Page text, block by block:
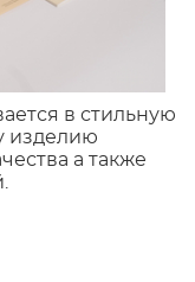
в стильную
изделию
а также